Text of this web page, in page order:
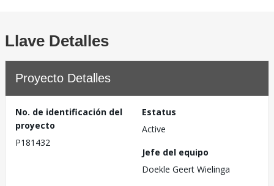
Llave Detalles
Proyecto Detalles
No. de identificación del
proyecto
P181432
Estatus
Active
Jefe del equipo
Doekle Geert Wielinga